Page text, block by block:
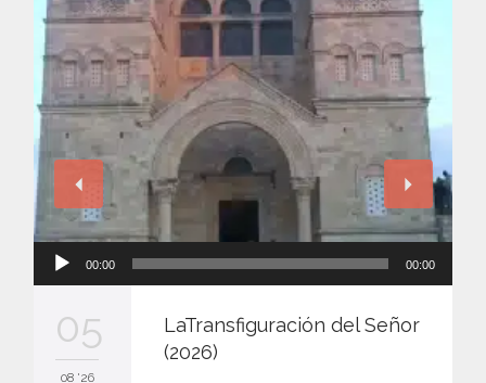
00:00 00:00
05
08 '26
LaTransfiguración del Señor
(2026)